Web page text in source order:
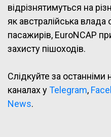
відрізнятимуться на
як австралійська влада
пасажирів, EuroNCAP
захисту пішоходів.
Слідкуйте за
каналах уTelegram,
News.